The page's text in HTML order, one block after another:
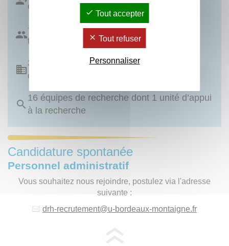
chercheurs
+ de 500 personnels administratifs et
techniques
3 UFR, 2 instituts (IJBA et IUT), 1 école
doctorale, 1 Cité des langues (CLEFF)
16 équipes de recherche dont 1 unité d’appui
à la recherche
Candidature spontanée
Personnel administratif
Vous souhaitez nous rejoindre, postulez via l'adresse
suivante :
drh-recrutement@u-bordeaux-montaigne.fr
Tout accepter
Tout refuser
Personnaliser